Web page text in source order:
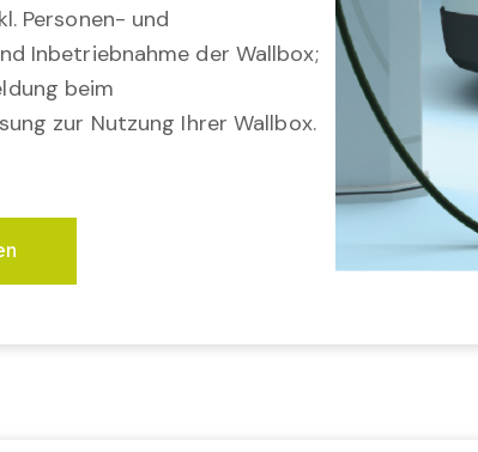
Personen- und
Inbetriebnahme der Wallbox;
beim
zur Nutzung Ihrer Wallbox.